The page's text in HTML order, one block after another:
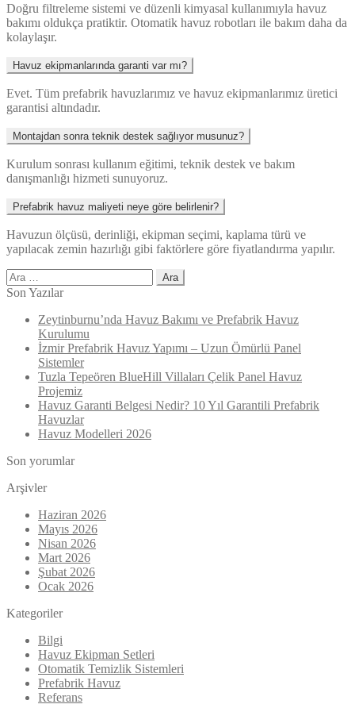
Doğru filtreleme sistemi ve düzenli kimyasal kullanımıyla havuz
bakımı oldukça pratiktir. Otomatik havuz robotları ile bakım daha da
kolaylaşır.
Havuz ekipmanlarında garanti var mı?
Evet. Tüm prefabrik havuzlarımız ve havuz ekipmanlarımız üretici
garantisi altındadır.
Montajdan sonra teknik destek sağlıyor musunuz?
Kurulum sonrası kullanım eğitimi, teknik destek ve bakım
danışmanlığı hizmeti sunuyoruz.
Prefabrik havuz maliyeti neye göre belirlenir?
Havuzun ölçüsü, derinliği, ekipman seçimi, kaplama türü ve
yapılacak zemin hazırlığı gibi faktörlere göre fiyatlandırma yapılır.
Arama:
Son Yazılar
Zeytinburnu’nda Havuz Bakımı ve Prefabrik Havuz
Kurulumu
İzmir Prefabrik Havuz Yapımı – Uzun Ömürlü Panel
Sistemler
Tuzla Tepeören BlueHill Villaları Çelik Panel Havuz
Projemiz
Havuz Garanti Belgesi Nedir? 10 Yıl Garantili Prefabrik
Havuzlar
Havuz Modelleri 2026
Son yorumlar
Arşivler
Haziran 2026
Mayıs 2026
Nisan 2026
Mart 2026
Şubat 2026
Ocak 2026
Kategoriler
Bilgi
Havuz Ekipman Setleri
Otomatik Temizlik Sistemleri
Prefabrik Havuz
Referans